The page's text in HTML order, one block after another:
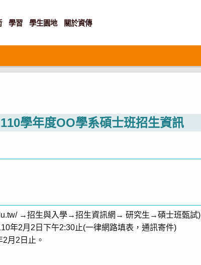
學習 學生園地 關於資傳
110學年度OO學系碩士班招生資訊
→招生與入學→招生資訊網→ 研究生→碩士班甄試)
年2月2日下午2:30止(一律網路填表，通訊寄件)
月2日止。